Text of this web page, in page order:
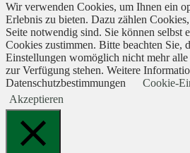
Wir verwenden Cookies, um Ihnen ein
Erlebnis zu bieten. Dazu zählen
Seite notwendig sind. Sie können selbst
Cookies zustimmen. Bitte beachten Sie,
Einstellungen womöglich nicht mehr
zur Verfügung stehen. Weitere
Datenschutzbestimmungen
Cookie-
Akzeptieren